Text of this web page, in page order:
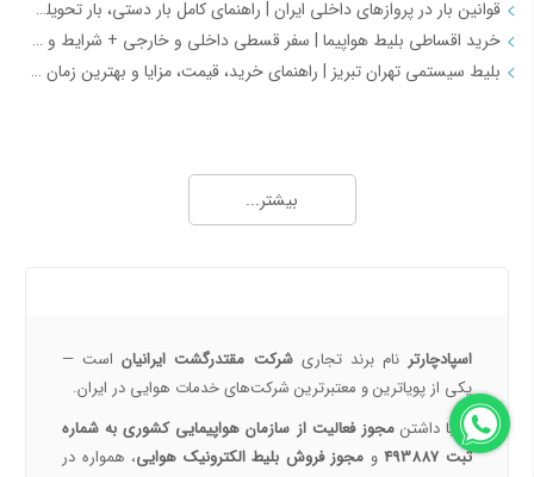
قوانین بار در پروازهای داخلی ایران | راهنمای کامل بار دستی، بار تحویلی و مقررات حمل بار
خرید اقساطی بلیط هواپیما | سفر قسطی داخلی و خارجی + شرایط و مدارک | اسپادچارتر
بلیط سیستمی تهران تبریز | راهنمای خرید، قیمت، مزایا و بهترین زمان رزرو
همه چیز درباره خرید بلیط هواپیما 3
نکات مهم و کلیدی خرید بلیط هواپیما
بیشتر...
اسپادچارتر نام برند تجاریشرکت مقتدرگشت ایرانیاناست —
یکی از پویا‌ترین و معتبرترین شرکت‌های خدمات هوایی در ایران.
ما با داشتنمجوز فعالیت از سازمان هواپیمایی کشوری به شماره
ثبت 493887
و مجوز فروش بلیط الکترونیک هوایی، همواره در